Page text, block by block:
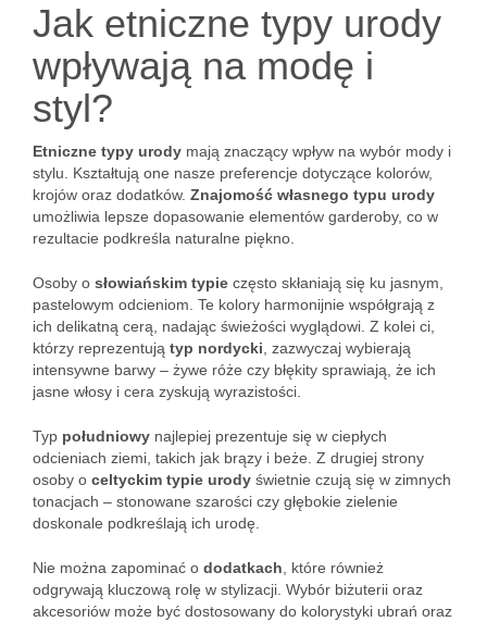
Jak etniczne typy urody
wpływają na modę i
styl?
Etniczne typy urody mają znaczący wpływ na wybór mody i
stylu. Kształtują one nasze preferencje dotyczące kolorów,
krojów oraz dodatków. Znajomość własnego typu urody
umożliwia lepsze dopasowanie elementów garderoby, co w
rezultacie podkreśla naturalne piękno.
Osoby o słowiańskim typie często skłaniają się ku jasnym,
pastelowym odcieniom. Te kolory harmonijnie współgrają z
ich delikatną cerą, nadając świeżości wyglądowi. Z kolei ci,
którzy reprezentują typ nordycki , zazwyczaj wybierają
intensywne barwy – żywe róże czy błękity sprawiają, że ich
jasne włosy i cera zyskują wyrazistości.
Typ południowy najlepiej prezentuje się w ciepłych
odcieniach ziemi, takich jak brązy i beże. Z drugiej strony
osoby o celtyckim typie urody świetnie czują się w zimnych
tonacjach – stonowane szarości czy głębokie zielenie
doskonale podkreślają ich urodę.
Nie można zapominać o dodatkach , które również
odgrywają kluczową rolę w stylizacji. Wybór biżuterii oraz
akcesoriów może być dostosowany do kolorystyki ubrań oraz